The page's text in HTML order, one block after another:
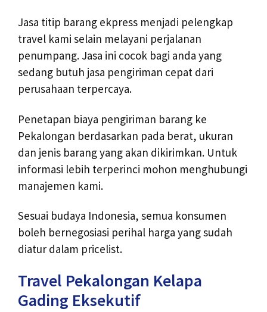
Jasa titip barang ekpress menjadi pelengkap
travel kami selain melayani perjalanan
penumpang. Jasa ini cocok bagi anda yang
sedang butuh jasa pengiriman cepat dari
perusahaan terpercaya.
Penetapan biaya pengiriman barang ke
Pekalongan berdasarkan pada berat, ukuran
dan jenis barang yang akan dikirimkan. Untuk
informasi lebih terperinci mohon menghubungi
manajemen kami.
Sesuai budaya Indonesia, semua konsumen
boleh bernegosiasi perihal harga yang sudah
diatur dalam pricelist.
Travel Pekalongan Kelapa
Gading Eksekutif